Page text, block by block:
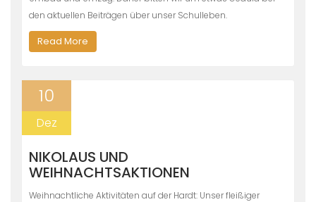
den aktuellen Beiträgen über unser Schulleben.
Read More
10
Dez
NIKOLAUS UND
WEIHNACHTSAKTIONEN
Weihnachtliche Aktivitäten auf der Hardt: Unser fleißiger